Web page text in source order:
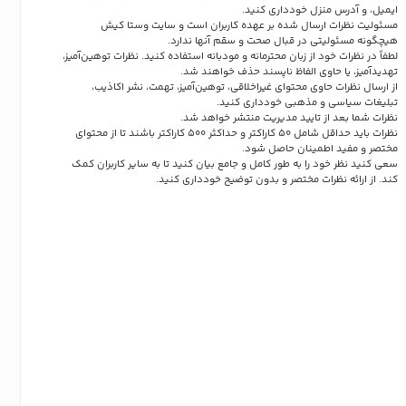
ایمیل، و آدرس منزل خودداری کنید.
مسئولیت نظرات ارسال شده بر عهده کاربران است و سایت وستا کیش
هیچگونه مسئولیتی در قبال صحت و سقم آنها ندارد.
لطفاً در نظرات خود از زبان محترمانه و مودبانه استفاده کنید. نظرات توهین‌آمیز،
تهدیدآمیز، یا حاوی الفاظ ناپسند حذف خواهند شد.
از ارسال نظرات حاوی محتوای غیراخلاقی، توهین‌آمیز، تهمت، نشر اکاذیب،
تبلیغات سیاسی و مذهبی خودداری کنید.
نظرات شما بعد از تایید مدیریت منتشر خواهد شد.
نظرات باید حداقل شامل 50 کاراکتر و حداکثر 500 کاراکتر باشند تا از محتوای
مختصر و مفید اطمینان حاصل شود.
سعی کنید نظر خود را به طور کامل و جامع بیان کنید تا به سایر کاربران کمک
کند. از ارائه نظرات مختصر و بدون توضیح خودداری کنید.